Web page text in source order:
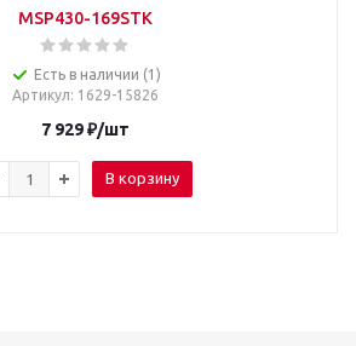
MSP430-169STK
Есть в наличии (1)
Артикул: 1629-15826
7 929₽/шт
В корзину